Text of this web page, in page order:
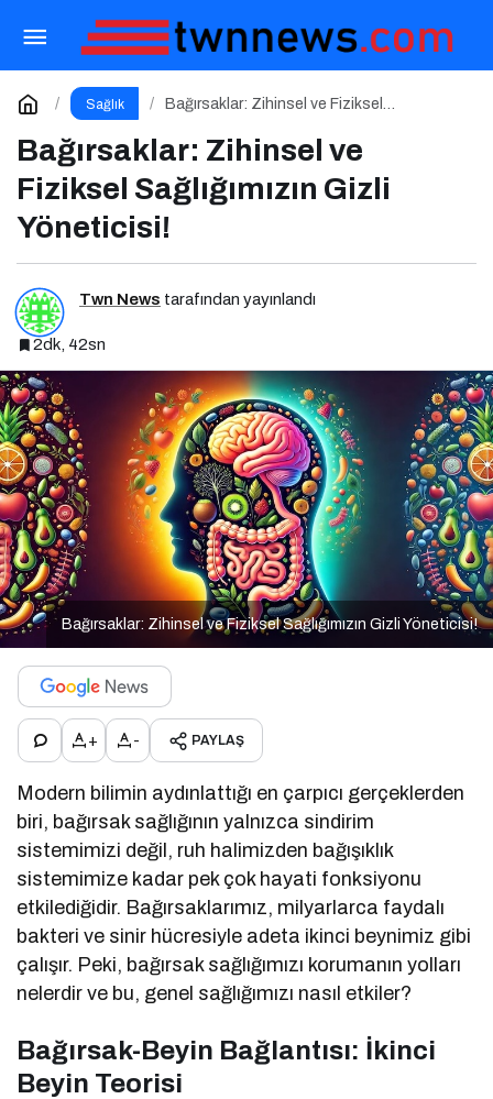
Sağlık
Bağırsaklar: Zihinsel ve Fiziksel
Bağırsaklar: Zihinsel ve
Fiziksel Sağlığımızın Gizli
Yöneticisi!
Twn News tarafından yayınlandı
2dk, 42sn
Bağırsaklar: Zihinsel ve Fiziksel Sağlığımızın Gizli Yöneticisi!
+ - PAYLAŞ
Modern bilimin aydınlattığı en çarpıcı gerçeklerden
biri, bağırsak sağlığının yalnızca sindirim
sistemimizi değil, ruh halimizden bağışıklık
sistemimize kadar pek çok hayati fonksiyonu
etkilediğidir. Bağırsaklarımız, milyarlarca faydalı
bakteri ve sinir hücresiyle adeta ikinci beynimiz gibi
çalışır. Peki, bağırsak sağlığımızı korumanın yolları
nelerdir ve bu, genel sağlığımızı nasıl etkiler?
Bağırsak-Beyin Bağlantısı: İkinci
Beyin Teorisi
Minimalist Beslenme: Az ile Daha Sağlıklı
Yaşamak
Yorum Yap